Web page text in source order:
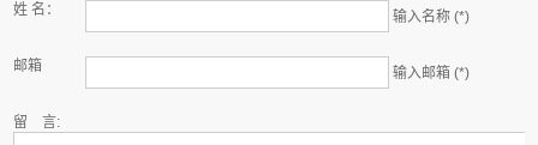
姓 名： 输入名称 (*)
邮箱 输入邮箱 (*)
留 言: